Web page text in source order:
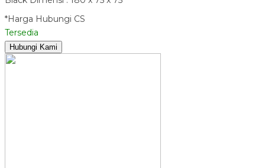
*Harga Hubungi CS
Tersedia
Hubungi Kami